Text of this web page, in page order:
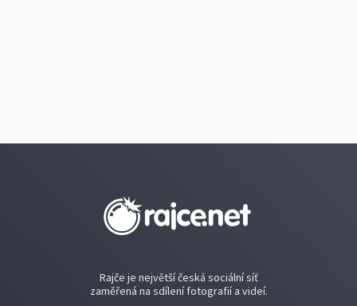
Rajče je největší česká sociální síť
zaměřená na sdílení fotografií a videí.